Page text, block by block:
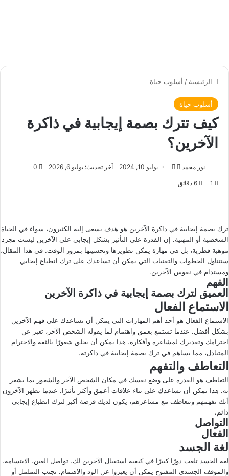
الرئيسية / أسلوب حياة
أسلوب حياة
كيف تترك بصمة إيجابية في ذاكرة
الآخرين؟
نور محمد
ت
ل
ى
X
ر
د
ا
ي
يوليو 10, 2024 آخر تحديث: يوليو 6, 2026 0
1
ترك بصمة إيجابية في ذاكرة الآخرين هو هدف يسعى إليه الكثيرون، سواء في الحياة
الشخصية أو المهنية. إن القدرة على التأثير بشكل إيجابي على الآخرين ليست مجرد
موهبة فطرية، بل هي مهارة يمكن تطويرها وتحسينها بمرور الوقت. في هذا المقال،
سنتناول الخطوات والتقنيات التي يمكن أن تساعدك على ترك انطباع إيجابي
ومستدام في نفوس الآخرين.
الفهم
العميق لترك بصمة إيجابية في ذاكرة الآخرين
الاستماع الفعال
الاستماع الفعال هو أحد أهم المهارات التي يمكن أن تساعدك على فهم الآخرين
بشكل أفضل. عندما تستمع بعمق واهتمام لما يقوله الشخص الآخر، تعبر عن
احترامك وتقديرك لمشاعره وأفكاره. هذا يمكن أن يخلق شعورًا بالثقة والاحترام
المتبادل، مما يساهم في ترك بصمة إيجابية في ذاكرته.
التعاطف والتفهم
التعاطف هو القدرة على وضع نفسك في مكان الشخص الآخر والشعور بما يشعر
به. هذا يمكن أن يساعدك على بناء علاقات أعمق وأكثر تأثيرًا. عندما يظهر الآخرون
أنك تفهمهم وتتعاطف مع مشاعرهم، يكون لديك فرصة أكبر لترك انطباع إيجابي
دائم.
التواصل
الفعال
لغة الجسد
لغة الجسد تلعب دورًا كبيرًا في كيفية استقبال الآخرين لك. تواصل العين، الابتسامة،
والموقف الجسدي المفتوح يمكن أن يعبروا عن الود والاهتمام. تجنب التململ أو